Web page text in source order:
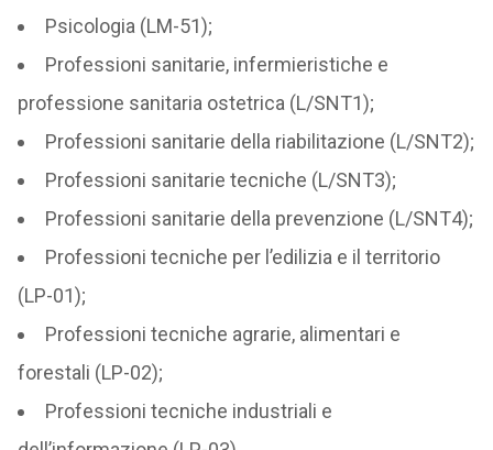
Psicologia (LM-51);
Professioni sanitarie, infermieristiche e
professione sanitaria ostetrica (L/SNT1);
Professioni sanitarie della riabilitazione (L/SNT2);
Professioni sanitarie tecniche (L/SNT3);
Professioni sanitarie della prevenzione (L/SNT4);
Professioni tecniche per l’edilizia e il territorio
(LP-01);
Professioni tecniche agrarie, alimentari e
forestali (LP-02);
Professioni tecniche industriali e